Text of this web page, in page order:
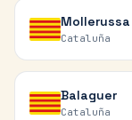
Mollerussa
Cataluña
Balaguer
Cataluña